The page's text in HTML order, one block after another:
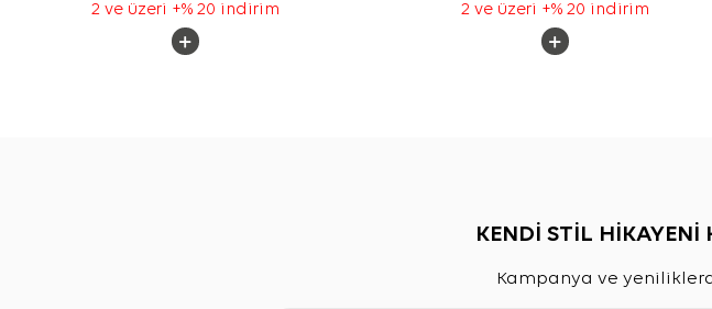
2 ve üzeri +% 20 indirim 2 ve üzeri +% 20 indirim
KENDİ STİL HİKAYENİ
Kampanya ve